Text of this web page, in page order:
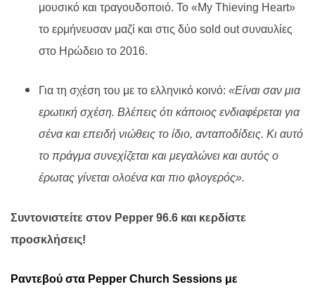
μουσικό και τραγουδοποιό. Το «My Thieving Heart»
το ερμήνευσαν μαζί και στις δύο sold outσυναυλίες
στο Ηρώδειο το 2016.
Για τη σχέση του με το ελληνικό κοινό: «Είναι σαν μια
ερωτική σχέση. Βλέπεις ότι κάποιος ενδιαφέρεται για
σένα και επειδή νιώθεις το ίδιο, ανταποδίδεις. Κι αυτό
το πράγμα συνεχίζεται και μεγαλώνει και αυτός ο
έρωτας γίνεται ολοένα και πιο φλογερός».
Συντονιστείτε στον Pepper 96.6 και κερδίστε
προσκλήσεις!
Ραντεβού στα Pepper Church Sessions με